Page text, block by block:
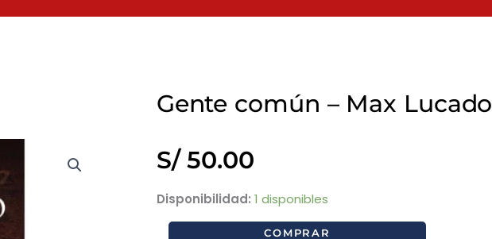
Gente común – Max Lucado
S/50.00
Disponibilidad: 1 disponibles
Gente
común
COMPRAR